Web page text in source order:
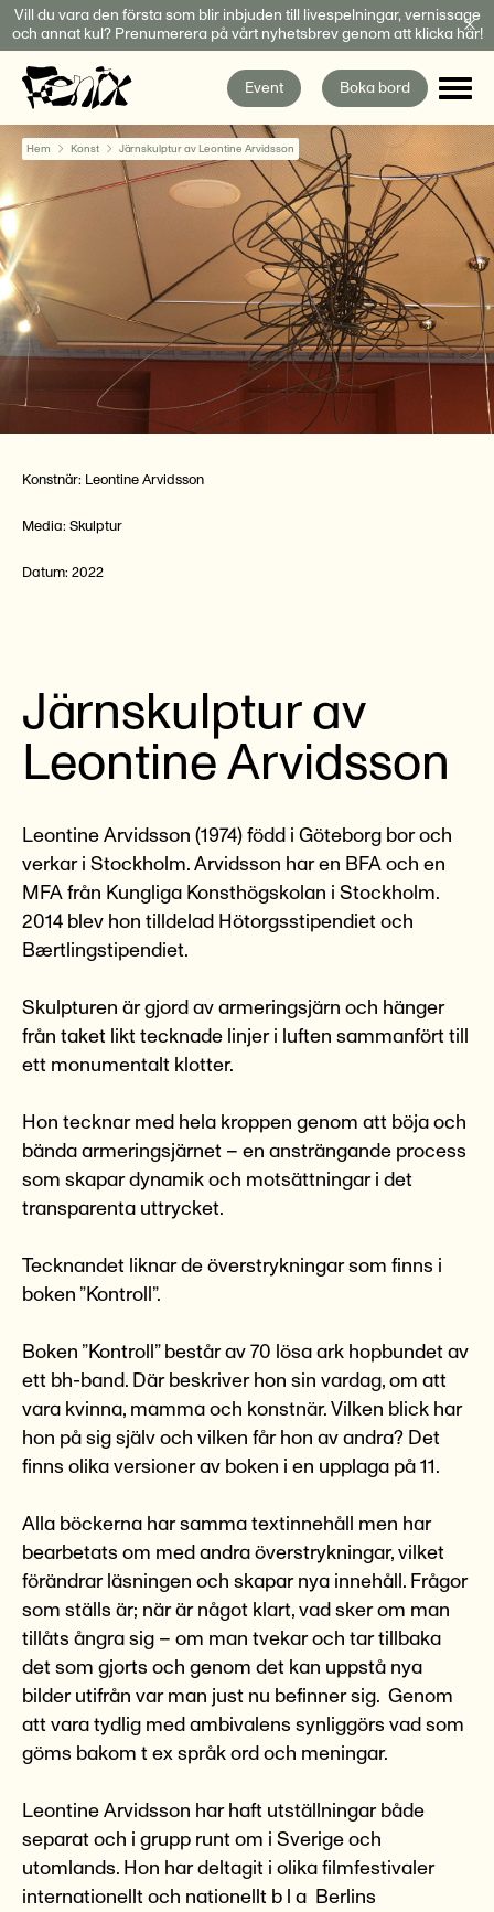
Fortsätt
till
innehållet
Vill du vara den första som blir inbjuden till livespelningar, vernissage
och annat kul? Prenumerera på vårt nyhetsbrev genom att klicka här!
Event Boka bord
Hem Konst Järnskulptur av Leontine Arvidsson
Konstnär: Leontine Arvidsson
Media: Skulptur
Datum: 2022
Järnskulptur av
Leontine Arvidsson
Leontine Arvidsson (1974) född i Göteborg bor och
verkar i Stockholm. Arvidsson har en BFA och en
MFA från Kungliga Konsthögskolan i Stockholm.
2014 blev hon tilldelad Hötorgsstipendiet och
Bærtlingstipendiet.
Skulpturen är gjord av armeringsjärn och hänger
från taket likt tecknade linjer i luften sammanfört till
ett monumentalt klotter.
Hon tecknar med hela kroppen genom att böja och
bända armeringsjärnet – en ansträngande process
som skapar dynamik och motsättningar i det
transparenta uttrycket.
Tecknandet liknar de överstrykningar som finns i
boken ”Kontroll”.
Boken ”Kontroll” består av 70 lösa ark hopbundet av
ett bh-band. Där beskriver hon sin vardag, om att
vara kvinna, mamma och konstnär. Vilken blick har
hon på sig själv och vilken får hon av andra? Det
finns olika versioner av boken i en upplaga på 11.
Alla böckerna har samma textinnehåll men har
bearbetats om med andra överstrykningar, vilket
förändrar läsningen och skapar nya innehåll. Frågor
som ställs är; när är något klart, vad sker om man
tillåts ångra sig – om man tvekar och tar tillbaka
det som gjorts och genom det kan uppstå nya
bilder utifrån var man just nu befinner sig. Genom
att vara tydlig med ambivalens synliggörs vad som
göms bakom t ex språk ord och meningar.
Leontine Arvidsson har haft utställningar både
separat och i grupp runt om i Sverige och
utomlands. Hon har deltagit i olika filmfestivaler
internationellt och nationellt b l a Berlins